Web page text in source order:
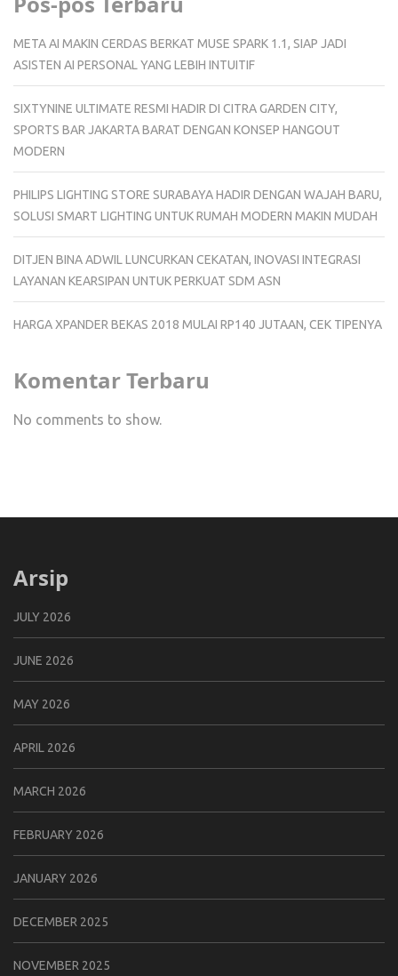
META AI MAKIN CERDAS BERKAT MUSE SPARK 1.1, SIAP JADI
ASISTEN AI PERSONAL YANG LEBIH INTUITIF
SIXTYNINE ULTIMATE RESMI HADIR DI CITRA GARDEN CITY,
SPORTS BAR JAKARTA BARAT DENGAN KONSEP HANGOUT
MODERN
PHILIPS LIGHTING STORE SURABAYA HADIR DENGAN WAJAH BARU,
SOLUSI SMART LIGHTING UNTUK RUMAH MODERN MAKIN MUDAH
DITJEN BINA ADWIL LUNCURKAN CEKATAN, INOVASI INTEGRASI
LAYANAN KEARSIPAN UNTUK PERKUAT SDM ASN
HARGA XPANDER BEKAS 2018 MULAI RP140 JUTAAN, CEK TIPENYA
Komentar Terbaru
No comments to show.
Arsip
JULY 2026
JUNE 2026
MAY 2026
APRIL 2026
MARCH 2026
FEBRUARY 2026
JANUARY 2026
DECEMBER 2025
NOVEMBER 2025